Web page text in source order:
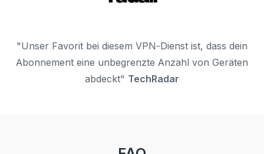
"Unser Favorit bei diesem VPN-Dienst ist, dass dein
Abonnement eine unbegrenzte Anzahl von Geräten
abdeckt" TechRadar